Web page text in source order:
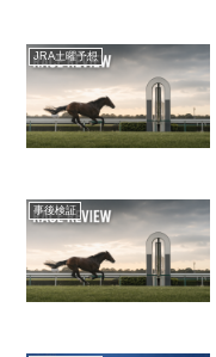
JRA土曜予想
事後検証